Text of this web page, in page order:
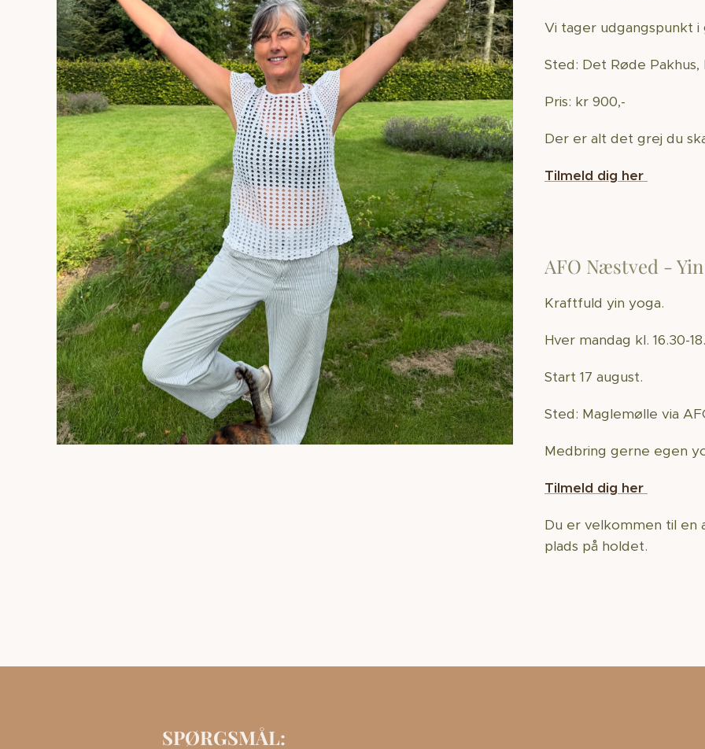
Vi tager udgangspunkt
Sted: Det Røde
Pris: kr 900,-
Der er alt det grej du
Tilmeld dig her
AFO Næstved -
Kraftfuld yin yoga.
Hver mandag kl. 16.30-
Start 17 august.
Sted: Maglemølle via
Medbring gerne egen
Tilmeld dig her
Du er velkommen til en
plads på holdet.
SPØRGSMÅL: